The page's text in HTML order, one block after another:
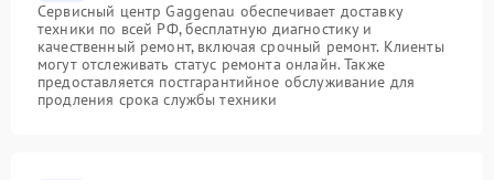
Сервисный центр Gaggenau обеспечивает доставку
техники по всей РФ, бесплатную диагностику и
качественный ремонт, включая срочный ремонт. Клиенты
могут отслеживать статус ремонта онлайн. Также
предоставляется постгарантийное обслуживание для
продления срока службы техники